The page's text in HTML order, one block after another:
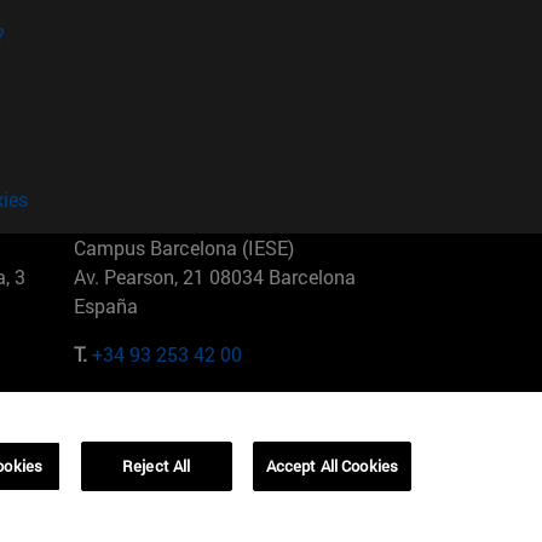
3
Campus Barcelona (IESE)
Av. Pearson, 21 08034 Barcelona
España
T.+34 93 253 42 00
01321001 Bela Vista Brasil
Reject All Accept All Cookies